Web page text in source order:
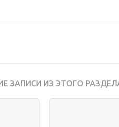
ЗАПИСИ ИЗ ЭТОГО